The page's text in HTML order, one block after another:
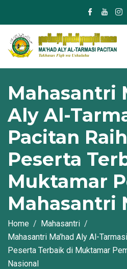
Mahasantri
Aly Al-
Pacitan
Peserta
Muktamar
Mahasantri
Home
Mahasantri
Mahasantri Ma’had Aly Al-
Peserta Terbaik di Muktamar
Nasional